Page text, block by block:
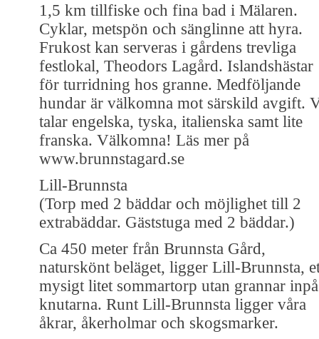
1,5 km tillfiske och fina bad i Mälaren.
Cyklar, metspön och sänglinne att hyra.
Frukost kan serveras i gårdens trevliga
festlokal, Theodors Lagård. Islandshästar
för turridning hos granne. Medföljande
hundar är välkomna mot särskild avgift.
talar engelska, tyska, italienska samt lite
franska. Välkomna! Läs mer på
www.brunnstagard.se
Lill-Brunnsta
(Torp med 2 bäddar och möjlighet till 2
extrabäddar. Gäststuga med 2 bäddar.)
Ca 450 meter från Brunnsta Gård,
naturskönt beläget, ligger Lill-Brunnsta,
mysigt litet sommartorp utan grannar inpå
knutarna. Runt Lill-Brunnsta ligger våra
åkrar, åkerholmar och skogsmarker.